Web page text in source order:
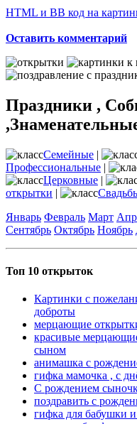
HTML и BB код на
Оставить комментарий
Праздники ,
Семейные |
Профессиональные |
Церковные |
открытки |
Январь Февраль Март
Сентябрь Октябрь Ноябрь
Топ 10 открыток
Картинки с
доброты
мерцающие
красивые
сыном
анимашка с
гифка мамочка , с
С рождением
поздравить с
гифка для бабушки